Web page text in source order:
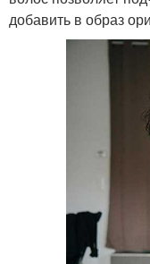
Стрижки на
Волосы для
Стрижка с
добавить в образ